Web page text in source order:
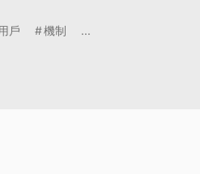
用戶 機制 ...